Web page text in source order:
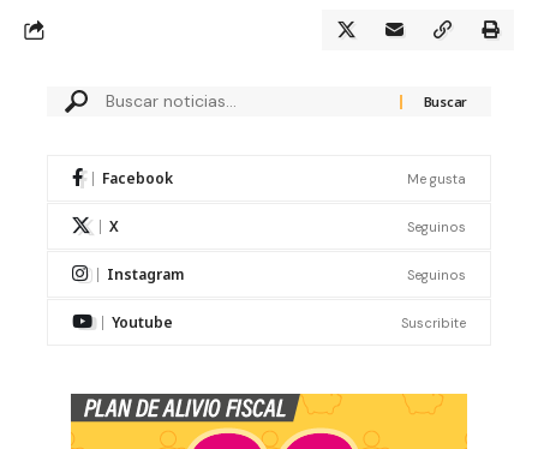
Facebook Me gusta
X Seguinos
Instagram Seguinos
Youtube Suscribite